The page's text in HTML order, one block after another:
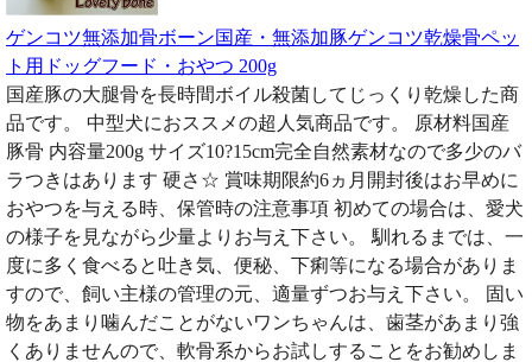
ゲンコツ無添加骨ボーン国産・無添加豚ゲンコツ乾燥骨ペッ
ト用ドッグフード・おやつ 200g
国産豚の大腿骨を長時間ボイル殺菌してじっくり乾燥した商
品です。 中型犬におススメの超人気商品です。 原材料国産
豚骨 内容量200g サイズ10?15cm完全自然素材なので多少のバ
ラつきはあります 硬さ☆ 賞味期限約6ヵ月開封後はお早めに
おやつを与える時、保管時の注意事項 初めての場合は、愛犬
の様子を見ながら少量よりお与え下さい。 馴れるまでは、一
度に多く食べると吐き気、便秘、下痢等になる場合がありま
すので、飼い主様の管理の元、適量ずつお与え下さい。 固い
物をあまり噛んだことがないワンちゃんは、歯茎があまり強
くありませんので、軟骨系からお試しすることをお勧めしま